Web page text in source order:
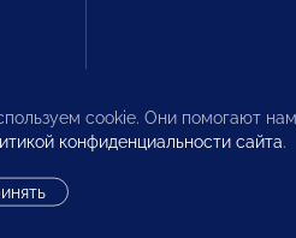
cookie. Они помогают
конфиденциальности сайта.